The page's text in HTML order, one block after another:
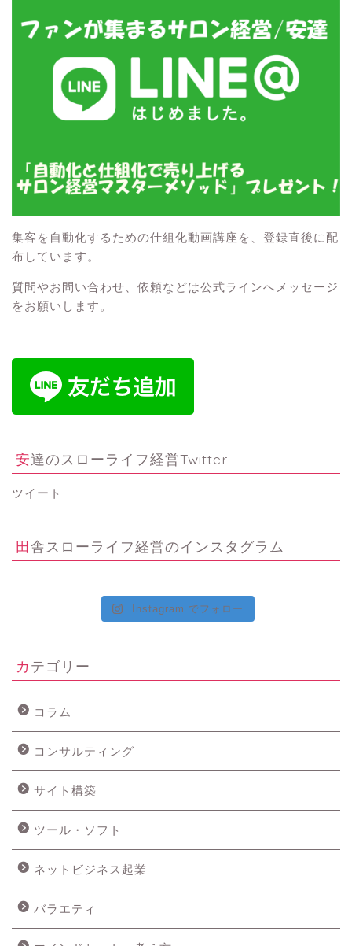
集客を自動化するための仕組化動画講座を、登録直後に配
布しています。
質問やお問い合わせ、依頼などは公式ラインへメッセージ
をお願いします。
安達のスローライフ経営Twitter
ツイート
田舎スローライフ経営のインスタグラム
Instagram でフォロー
カテゴリー
コラム
コンサルティング
サイト構築
ツール・ソフト
ネットビジネス起業
バラエティ